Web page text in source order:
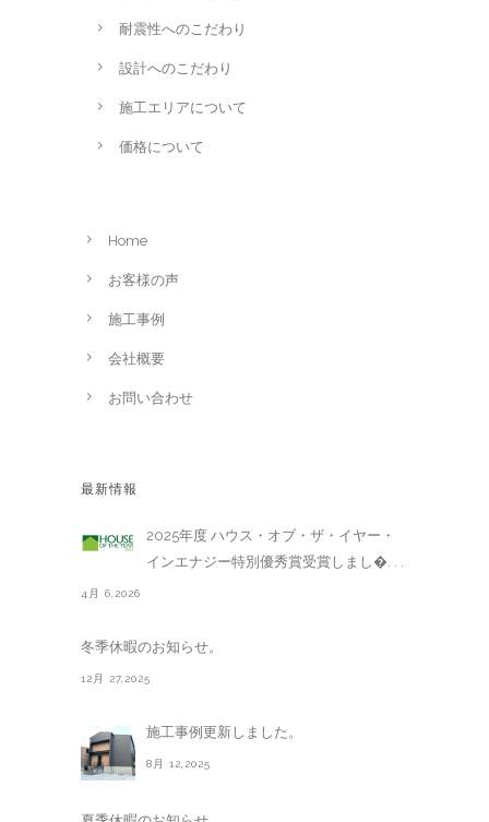
耐震性へのこだわり
設計へのこだわり
施工エリアについて
価格について
Home
お客様の声
施工事例
会社概要
お問い合わせ
最新情報
2025年度 ハウス・オブ・ザ・イヤー・
インエナジー特別優秀賞受賞しまし�. . .
4月 6,2026
冬季休暇のお知らせ。
12月 27,2025
施工事例更新しました。
8月 12,2025